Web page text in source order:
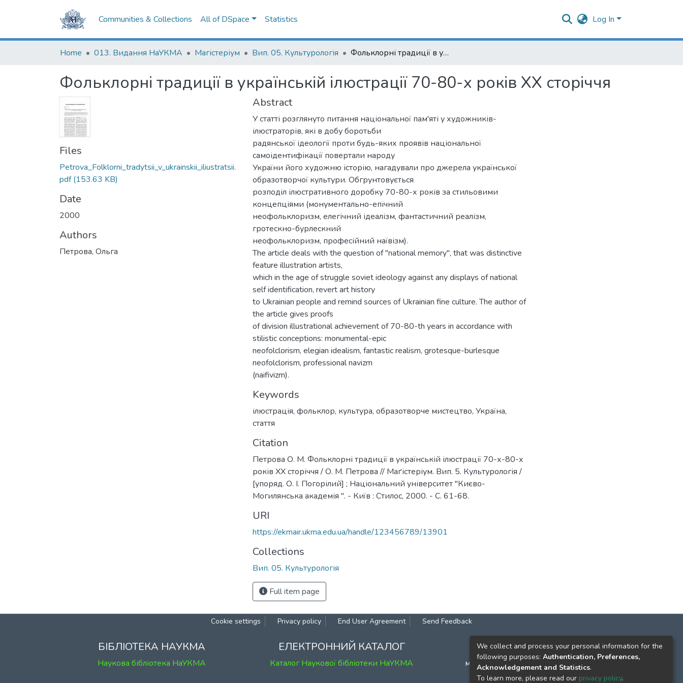
Communities & Collections All of DSpace Statistics Log In
Home 013. Видання НаУКМА Магістеріум Вип. 05. Культурологія Фольклорні традиції в українській ілюстрації 70-80-х років ХХ сторіччя
Фольклорні традиції в українській ілюстрації 70-80-х років ХХ сторіччя
Files
Petrova_Folklorni_tradytsii_v_ukrainskii_iliustratsii.
pdf(153.63 KB)
Date
2000
Authors
Петрова, Ольга
Abstract
У статті розглянуто питання національної пам'яті у художників-
ілюстраторів, які в добу боротьби
радянської ідеології проти будь-яких проявів національної
самоідентифікації повертали народу
України його художню історію, нагадували про джерела української
образотворчої культури. Обгрунтовується
розподіл ілюстративного доробку 70-80-х років за стильовими
концепціями (монументально-епічний
неофольклоризм, елегічний ідеалізм, фантастичний реалізм,
гротескно-бурлескний
неофольклоризм, професійний наївізм).
The article deals with the question of "national memory", that was distinctive
feature illustration artists,
which in the age of struggle soviet ideology against any displays of national
self identification, revert art history
to Ukrainian people and remind sources of Ukrainian fine culture. The author of
the article gives proofs
of division illustrational achievement of 70-80-th years in accordance with
stilistic conceptions: monumental-epic
neofolclorism, elegian idealism, fantastic realism, grotesque-burlesque
neofolclorism, professional navizm
(naifivizm).
Keywords
ілюстрація, фольклор, культура, образотворче мистецтво, Україна,
стаття
Citation
Петрова О. М. Фольклорні традиції в українській ілюстрації 70-х-80-х
років XX сторіччя / О. М. Петрова // Маґістеріум. Вип. 5. Культурологія /
[упоряд. О. І. Погорілий] ; Національний університет "Києво-
Могилянська академія ". - Київ : Стилос, 2000. - С. 61-68.
URI
https://ekmair.ukma.edu.ua/handle/123456789/13901
Collections
Вип. 05. Культурологія
Full item page
Cookie settings Privacy policy End User Agreement Send Feedback
БІБЛІОТЕКА НАУКМА
Наукова бібліотека НаУКМА
ЕЛЕКТРОННИЙ КАТАЛОГ
Каталог Наукової бібліотеки НаУКМА
КОНТАКТИ
м. Київ, вул. Григорія Сковороди, 2
к. 1, к. 120
We collect and process your personal information for the
following purposes: Authentication, Preferences,
Acknowledgement and Statistics.
To learn more, please read our privacy policy.